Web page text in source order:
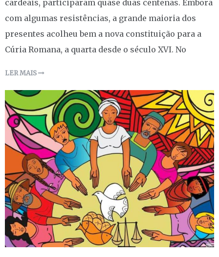
cardeais, participaram quase duas centenas. Embora
com algumas resistências, a grande maioria dos
presentes acolheu bem a nova constituição para a
Cúria Romana, a quarta desde o século XVI. No
LER MAIS